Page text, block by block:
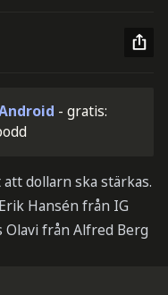
- gratis:
dollarn ska stärkas.
Hansén från IG
Olavi från Alfred Berg